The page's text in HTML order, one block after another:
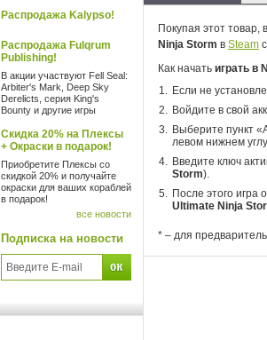
Распродажа Kalypso!
Распродажа Fulqrum
Publishing!
В акции участвуют Fell Seal:
Arbiter's Mark, Deep Sky
Derelicts, серия King's
Bounty и другие игры
Скидка 20% на Плексы
+ Окраски в подарок!
Приобретите Плексы со
скидкой 20% и получайте
окраски для ваших кораблей
в подарок!
все новости
Подписка на новости
Покупая этот товар,
Ninja Storm в Steam
Как начать играть в
Если не
Войдите в свой
Выберите пункт
левом нижнем
Введите ключ
Storm).
После этого игра
Ultimate Ninja
* – для